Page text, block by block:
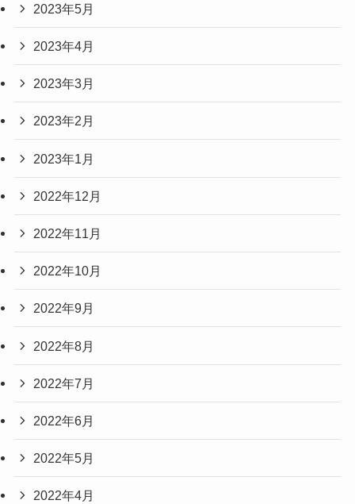
2023年5月
2023年4月
2023年3月
2023年2月
2023年1月
2022年12月
2022年11月
2022年10月
2022年9月
2022年8月
2022年7月
2022年6月
2022年5月
2022年4月